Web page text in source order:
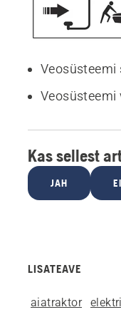
Veosüsteemi
Kas sellest
JAH EI
LISATEAVE
aiatraktor